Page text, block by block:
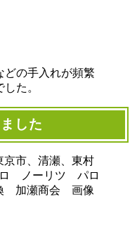
どの手入れが頻繁
た。
した